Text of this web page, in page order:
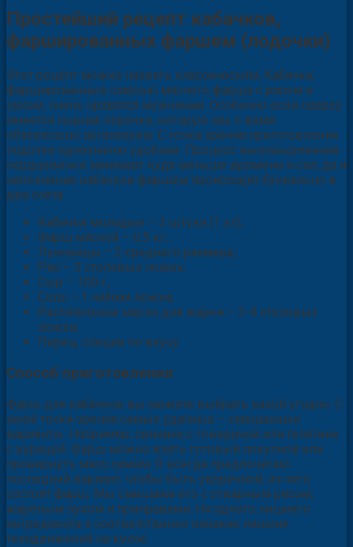
Простейший рецепт кабачков,
фаршированных фаршем (лодочки)
Этот рецепт можно назвать классическим. Кабачки,
фаршированные смесью мясного фарша с рисом и
луком, очень нравятся мужчинам. Особенно если сверху
имеется сырная корочка, которую мы с вами
обязательно организуем. С точки зрения приготовления
лодочки однозначно удобнее. Процесс выковыривания
сердцевинки занимает куда меньше времени и сил, да и
наполнение кабачков фаршем происходит буквально в
два счета.
Кабачки молодые – 3 штуки (1 кг),
Фарш мясной – 0,5 кг,
Луковицы – 2 среднего размера,
Рис – 5 столовых ложек,
Сыр – 100 г,
Соль – 1 чайная ложка,
Растительное масло для жарки – 3-4 столовых
ложки,
Перец, специи по вкусу
Способ приготовления
Фарш для кабачков вы можете выбрать какой угодно. С
моей точки зрения самые удачные – смешанные
варианты. Например, свинина с говядиной или телятина
с курицей. Фарш можно взять готовый покупной или
провернуть мясо самим. Я всегда предпочитаю
последний вариант, чтобы быть уверенной, из чего
состоит фарш. Мы смешаем его с отварным рисом,
жареным луком и приправами. Ни одного лишнего
ингредиента и соответственно никаких лишних
телодвижений на кухне.